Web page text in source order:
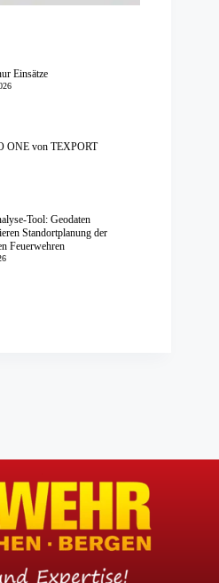
Einsätze
ONE von TEXPORT
Tool: Geodaten
Standortplanung der
Feuerwehren